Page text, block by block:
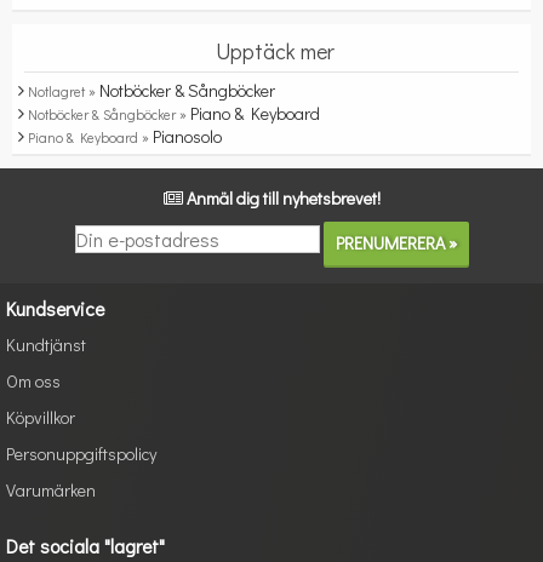
Upptäck mer
Notlagret » Notböcker & Sångböcker
Notböcker & Sångböcker » Piano & Keyboard
Piano & Keyboard » Pianosolo
Anmäl dig till nyhetsbrevet!
Kundservice
Kundtjänst
Om oss
Köpvillkor
Personuppgiftspolicy
Varumärken
Det sociala "lagret"